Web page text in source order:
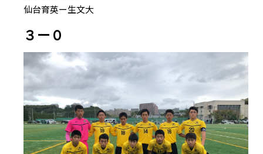
仙台育英ー生文大
３ー０